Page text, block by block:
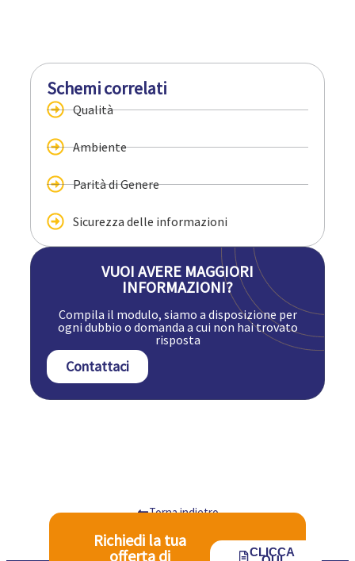
Schemi correlati
Qualità
Ambiente
Parità di Genere
Sicurezza delle informazioni
VUOI AVERE MAGGIORI
INFORMAZIONI?
Compila il modulo, siamo a disposizione per
ogni dubbio o domanda a cui non hai trovato
risposta
Contattaci
Torna indietro
Richiedi la tua
offerta di
CLICCA